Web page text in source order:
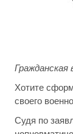
Гражданская
Хотите
своего
Судя по